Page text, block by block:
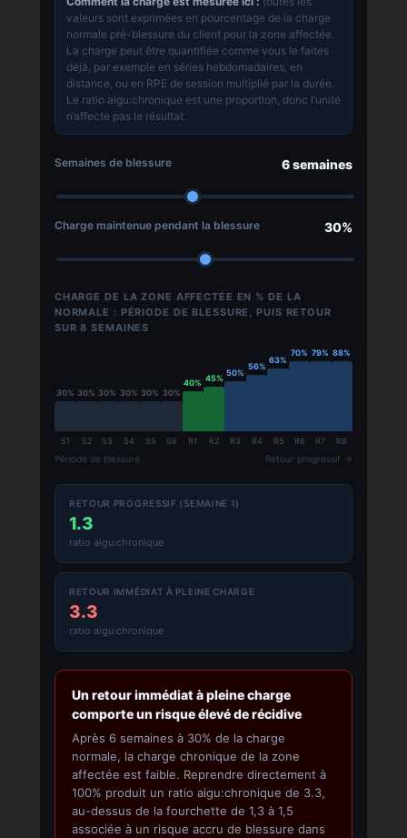
valeurs sont exprimées en pourcentage de la charge
normale pré-blessure du client pour la zone affectée.
La charge peut être quantifiée comme vous le faites
déjà, par exemple en séries hebdomadaires, en
distance, ou en RPE de session multiplié par la durée.
Le ratio aigu:chronique est une proportion, donc l’unité
n’affecte pas le résultat.
Semaines de blessure 6 semaines
Charge maintenue pendant la blessure 30%
CHARGE DE LA ZONE AFFECTÉE EN % DE LA
NORMALE : PÉRIODE DE BLESSURE, PUIS RETOUR
SUR 8 SEMAINES
30%
S1
30%
S2
30%
S3
30%
S4
30%
S5
30%
S6
40%
R1
45%
R2
50%
R3
56%
R4
63%
R5
70%
R6
79%
R7
88%
R8
Période de blessure Retour progressif →
RETOUR PROGRESSIF (SEMAINE 1)
1.3
ratio aigu:chronique
RETOUR IMMÉDIAT À PLEINE CHARGE
3.3
ratio aigu:chronique
Un retour immédiat à pleine charge
comporte un risque élevé de récidive
Après 6 semaines à 30% de la charge
normale, la charge chronique de la zone
affectée est faible. Reprendre directement à
100% produit un ratio aigu:chronique de 3.3,
au-dessus de la fourchette de 1,3 à 1,5
associée à un risque accru de blessure dans